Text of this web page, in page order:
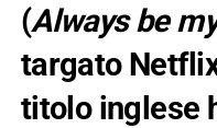
(Always be
targato
titolo inglese